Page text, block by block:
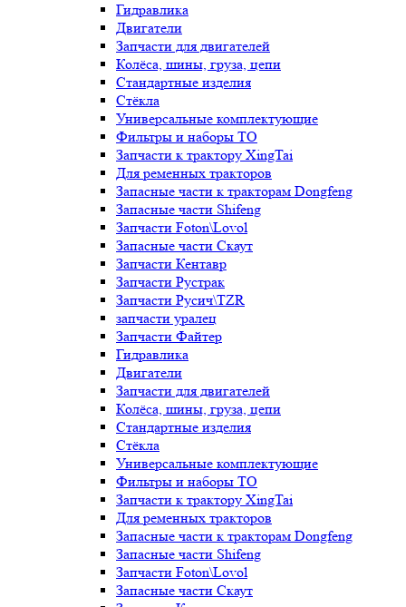
Гидравлика
Двигатели
Запчасти для двигателей
Колёса, шины, груза, цепи
Стандартные изделия
Стёкла
Универсальные комплектующие
Фильтры и наборы ТО
Запчасти к трактору XingTai
Для ременных тракторов
Запасные части к тракторам Dongfeng
Запасные части Shifeng
Запчасти Foton\Lovol
Запасные части Скаут
Запчасти Кентавр
Запчасти Рустрак
Запчасти Русич\TZR
запчасти уралец
Запчасти Файтер
Гидравлика
Двигатели
Запчасти для двигателей
Колёса, шины, груза, цепи
Стандартные изделия
Стёкла
Универсальные комплектующие
Фильтры и наборы ТО
Запчасти к трактору XingTai
Для ременных тракторов
Запасные части к тракторам Dongfeng
Запасные части Shifeng
Запчасти Foton\Lovol
Запасные части Скаут